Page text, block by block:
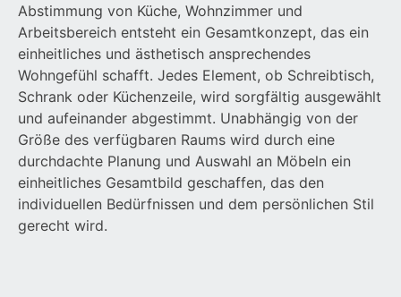
Abstimmung von Küche, Wohnzimmer und
Arbeitsbereich entsteht ein Gesamtkonzept, das ein
einheitliches und ästhetisch ansprechendes
Wohngefühl schafft. Jedes Element, ob Schreibtisch,
Schrank oder Küchenzeile, wird sorgfältig ausgewählt
und aufeinander abgestimmt. Unabhängig von der
Größe des verfügbaren Raums wird durch eine
durchdachte Planung und Auswahl an Möbeln ein
einheitliches Gesamtbild geschaffen, das den
individuellen Bedürfnissen und dem persönlichen Stil
gerecht wird.